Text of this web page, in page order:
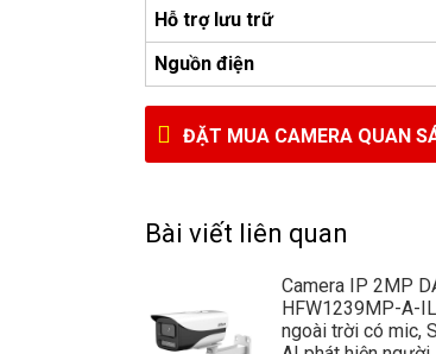
Hỗ trợ lưu trữ
Nguồn điện
ĐẶT MUA CAMERA QUAN
Bài viết liên quan
Camera IP 2MP
HFW1239MP-A-
ngoài trời có mic,